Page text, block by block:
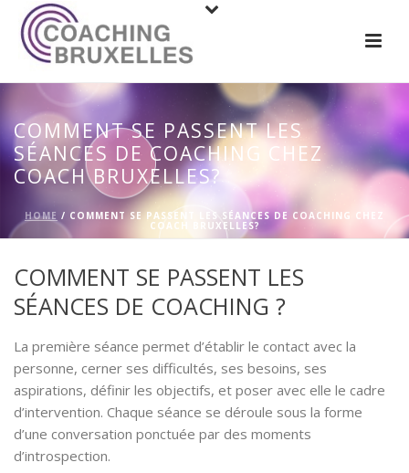
COMMENT SE PASSENT LES
SÉANCES DE COACHING CHEZ
COACH BRUXELLES?
HOME / COMMENT SE PASSENT LES SÉANCES DE COACHING CHEZ
COACH BRUXELLES?
COMMENT SE PASSENT LES
SÉANCES DE COACHING ?
La première séance permet d’établir le contact avec la
personne, cerner ses difficultés, ses besoins, ses
aspirations, définir les objectifs, et poser avec elle le cadre
d’intervention. Chaque séance se déroule sous la forme
d’une conversation ponctuée par des moments
d’introspection.